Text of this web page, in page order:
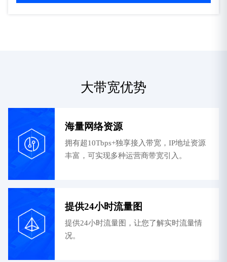
大带宽优势
海量网络资源
拥有超10Tbps+独享接入带宽，IP地址资源
丰富，可实现多种运营商带宽引入。
提供24小时流量图
提供24小时流量图，让您了解实时流量情
况。